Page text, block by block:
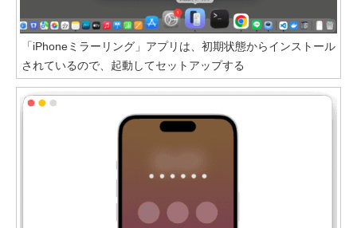
「iPhoneミラーリング」アプリは、初期状態からインストール
されているので、起動してセットアップする